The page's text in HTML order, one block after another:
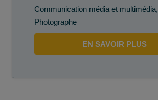
Communication média et multimédia,
Photographe
EN SAVOIR PLUS